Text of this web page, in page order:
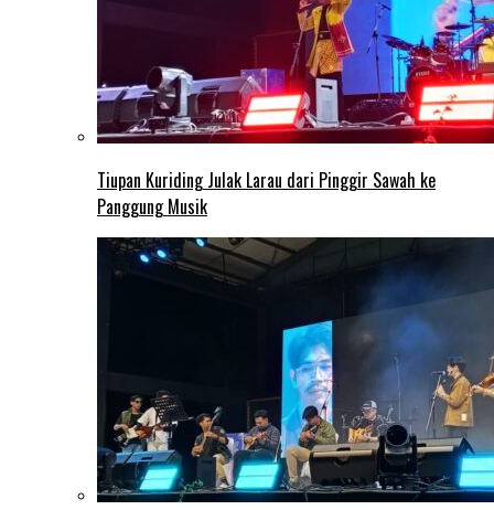
Tiupan Kuriding Julak Larau dari Pinggir Sawah ke
Panggung Musik